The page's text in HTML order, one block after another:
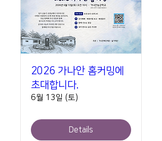
2026 가나안 홈커밍에
초대합니다.
6월 13일 (토)
Details